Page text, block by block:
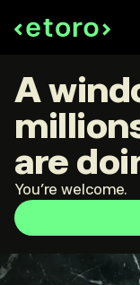
A
are
You're welcome.